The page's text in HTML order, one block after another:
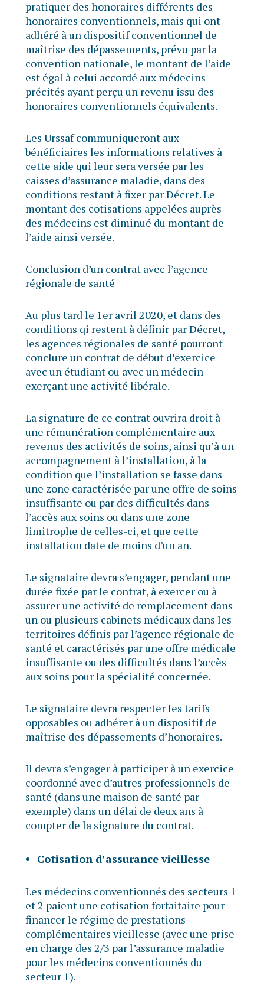
pratiquer des honoraires différents des
honoraires conventionnels, mais qui ont
adhéré à un dispositif conventionnel de
maîtrise des dépassements, prévu par la
convention nationale, le montant de l’aide
est égal à celui accordé aux médecins
précités ayant perçu un revenu issu des
honoraires conventionnels équivalents.
Les Urssaf communiqueront aux
bénéficiaires les informations relatives à
cette aide qui leur sera versée par les
caisses d’assurance maladie, dans des
conditions restant à fixer par Décret. Le
montant des cotisations appelées auprès
des médecins est diminué du montant de
l’aide ainsi versée.
Conclusion d’un contrat avec l’agence
régionale de santé
Au plus tard le 1er avril 2020, et dans des
conditions qi restent à définir par Décret,
les agences régionales de santé pourront
conclure un contrat de début d’exercice
avec un étudiant ou avec un médecin
exerçant une activité libérale.
La signature de ce contrat ouvrira droit à
une rémunération complémentaire aux
revenus des activités de soins, ainsi qu’à un
accompagnement à l’installation, à la
condition que l’installation se fasse dans
une zone caractérisée par une offre de soins
insuffisante ou par des difficultés dans
l’accès aux soins ou dans une zone
limitrophe de celles-ci, et que cette
installation date de moins d’un an.
Le signataire devra s’engager, pendant une
durée fixée par le contrat, à exercer ou à
assurer une activité de remplacement dans
un ou plusieurs cabinets médicaux dans les
territoires définis par l’agence régionale de
santé et caractérisés par une offre médicale
insuffisante ou des difficultés dans l’accès
aux soins pour la spécialité concernée.
Le signataire devra respecter les tarifs
opposables ou adhérer à un dispositif de
maîtrise des dépassements d’honoraires.
Il devra s’engager à participer à un exercice
coordonné avec d’autres professionnels de
santé (dans une maison de santé par
exemple) dans un délai de deux ans à
compter de la signature du contrat.
Cotisation d’assurance vieillesse
Les médecins conventionnés des secteurs 1
et 2 paient une cotisation forfaitaire pour
financer le régime de prestations
complémentaires vieillesse (avec une prise
en charge des 2/3 par l’assurance maladie
pour les médecins conventionnés du
secteur 1).